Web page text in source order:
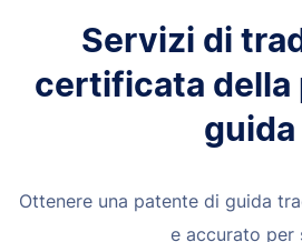
Servizi di
certificata della
guida
Ottenere una patente di guida
e accurato per